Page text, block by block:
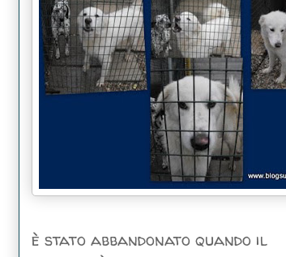
è stato abbandonato quando il